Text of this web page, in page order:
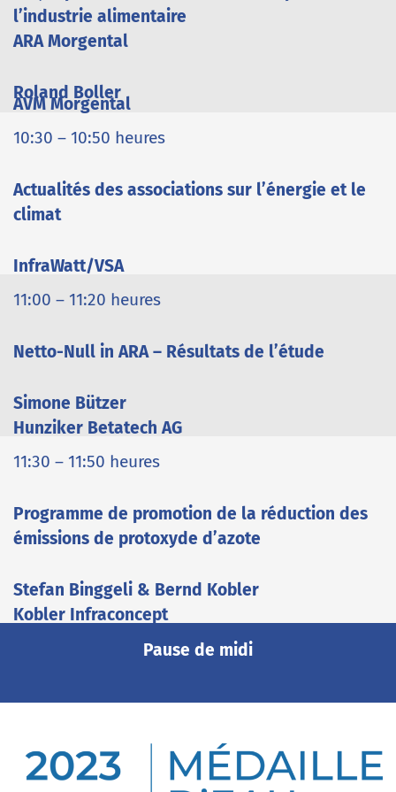
l’industrie alimentaire
ARA Morgental
Roland Boller
AVM Morgental
10:30 – 10:50 heures
Actualités des associations sur l’énergie et le
climat
InfraWatt/VSA
11:00 – 11:20 heures
Netto-Null in ARA – Résultats de l’étude
Simone Bützer
Hunziker Betatech AG
11:30 – 11:50 heures
Programme de promotion de la réduction des
émissions de protoxyde d’azote
Stefan Binggeli & Bernd Kobler
Kobler Infraconcept
Pause de midi